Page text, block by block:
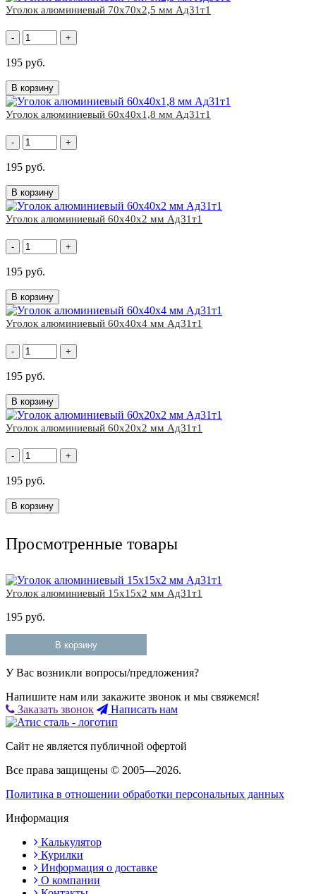
Уголок алюминиевый 70x70х2,5 мм Ад31т1
- +
195 руб.
В корзину
Уголок алюминиевый 60x40х1,8 мм Ад31т1
- +
195 руб.
В корзину
Уголок алюминиевый 60x40х2 мм Ад31т1
- +
195 руб.
В корзину
Уголок алюминиевый 60x40х4 мм Ад31т1
- +
195 руб.
В корзину
Уголок алюминиевый 60x20х2 мм Ад31т1
- +
195 руб.
В корзину
Просмотренные товары
Уголок алюминиевый 15x15х2 мм Ад31т1
195 руб.
В корзину
У Вас возникли вопросы/предложения?
Напишите нам или закажите звонок и мы свяжемся!
Заказать звонок
Написать нам
Сайт не является публичной офертой
Все права защищены © 2005—2026.
Политика в отношении обработки персональных данных
Информация
Калькулятор
Курилки
Информация о доставке
О компании